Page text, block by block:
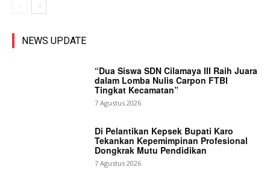
NEWS UPDATE
“Dua Siswa SDN Cilamaya III Raih Juara
dalam Lomba Nulis Carpon FTBI
Tingkat Kecamatan”
7 Agustus 2026
Di Pelantikan Kepsek Bupati Karo
Tekankan Kepemimpinan Profesional
Dongkrak Mutu Pendidikan
7 Agustus 2026